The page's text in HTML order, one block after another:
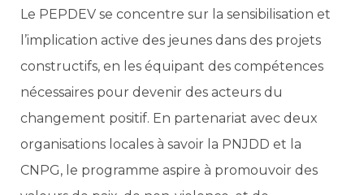
Le PEPDEV se concentre sur la sensibilisation et
l’implication active des jeunes dans des projets
constructifs, en les équipant des compétences
nécessaires pour devenir des acteurs du
changement positif. En partenariat avec deux
organisations locales à savoir la PNJDD et la
CNPG, le programme aspire à promouvoir des